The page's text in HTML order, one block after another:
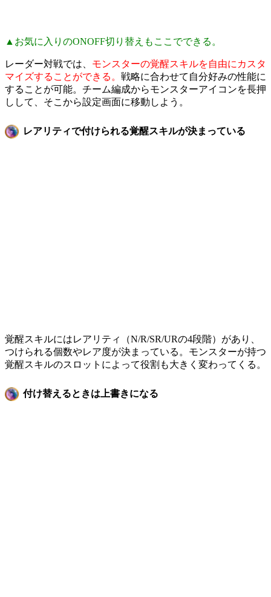
▲お気に入りのONOFF切り替えもここでできる。
レーダー対戦では、 モンスターの覚醒スキルを自由にカスタ
マイズすることができる。 戦略に合わせて自分好みの性能に
することが可能。チーム編成からモンスターアイコンを長押
しして、そこから設定画面に移動しよう。
レアリティで付けられる覚醒スキルが決まっている
覚醒スキルにはレアリティ（N/R/SR/URの4段階）があり、
つけられる個数やレア度が決まっている。モンスターが持つ
覚醒スキルのスロットによって役割も大きく変わってくる。
付け替えるときは上書きになる